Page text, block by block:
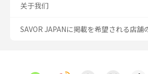
关于我们
SAVOR JAPANに掲載を希望される店舗